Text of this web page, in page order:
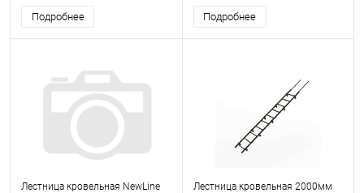
Подробнее Подробнее
Лестница кровельная NewLine
Лестница кровельная 2000мм